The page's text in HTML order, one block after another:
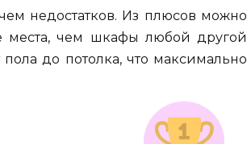
недостатков. Из плюсов можно
места, чем шкафы любой другой
до потолка, что максимально